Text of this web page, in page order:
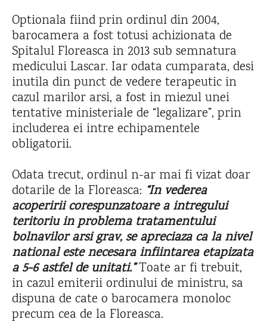
Optionala fiind prin ordinul din 2004,
barocamera a fost totusi achizionata de
Spitalul Floreasca in 2013 sub semnatura
medicului Lascar. Iar odata cumparata, desi
inutila din punct de vedere terapeutic in
cazul marilor arsi, a fost in miezul unei
tentative ministeriale de “legalizare”, prin
includerea ei intre echipamentele
obligatorii.
Odata trecut, ordinul n-ar mai fi vizat doar
dotarile de la Floreasca: “In vederea
acoperirii corespunzatoare a intregului
teritoriu in problema tratamentului
bolnavilor arsi grav, se apreciaza ca la nivel
national este necesara infiintarea etapizata
a 5-6 astfel de unitati.”Toate ar fi trebuit,
in cazul emiterii ordinului de ministru, sa
dispuna de cate o barocamera monoloc
precum cea de la Floreasca.